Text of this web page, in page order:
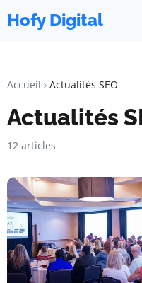
Hofy Digital
Accueil Actualités SEO
Actualités
12 articles